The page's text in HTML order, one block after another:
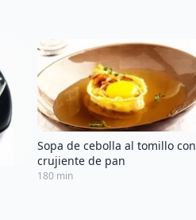
Sopa de cebolla al tomillo con
crujiente de pan
180 min